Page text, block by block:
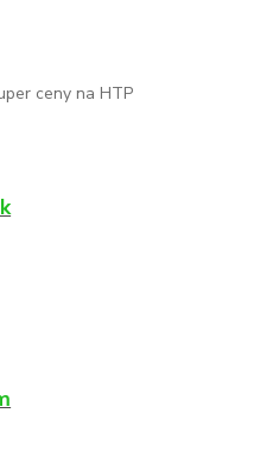
ceny na HTP